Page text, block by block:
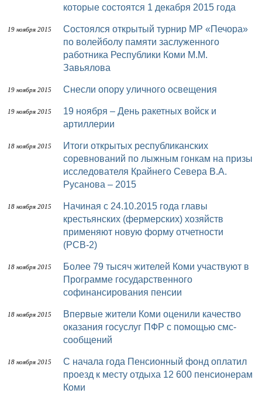
которые состоятся 1 декабря 2015 года
19 ноября 2015
Состоялся открытый турнир МР «Печора»
по волейболу памяти заслуженного
работника Республики Коми М.М.
Завьялова
19 ноября 2015 Снесли опору уличного освещения
19 ноября 2015
19 ноября – День ракетных войск и
артиллерии
18 ноября 2015
Итоги открытых республиканских
соревнований по лыжным гонкам на призы
исследователя Крайнего Севера В.А.
Русанова – 2015
18 ноября 2015
Начиная с 24.10.2015 года главы
крестьянских (фермерских) хозяйств
применяют новую форму отчетности
(РСВ-2)
18 ноября 2015
Более 79 тысяч жителей Коми участвуют в
Программе государственного
софинансирования пенсии
18 ноября 2015
Впервые жители Коми оценили качество
оказания госуслуг ПФР с помощью смс-
сообщений
18 ноября 2015
С начала года Пенсионный фонд оплатил
проезд к месту отдыха 12 600 пенсионерам
Коми